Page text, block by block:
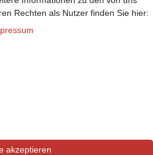
im Einzelfall bestimmte
Rechte vorbehalten. | Grundpreise
Rechten als Nutzer finden Sie hier:
akzeptieren